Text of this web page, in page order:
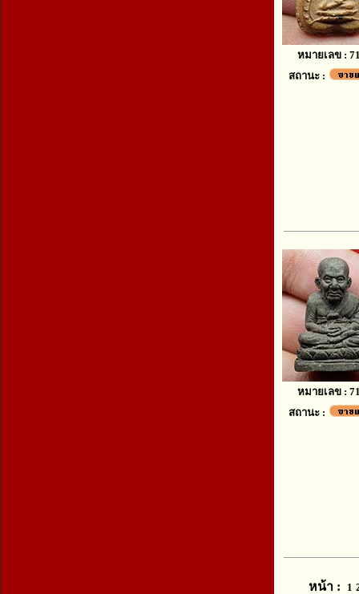
หมายเลข :
สถานะ :
หมายเลข :
สถานะ :
หน้า : 1